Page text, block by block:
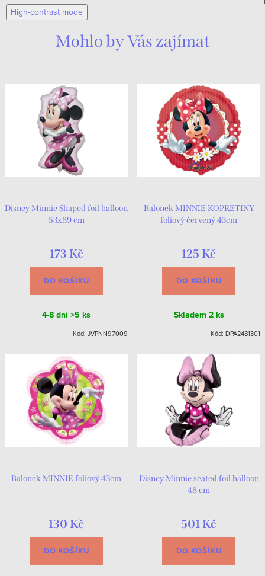
High-contrast mode
Mohlo by Vás zajímat
Disney Minnie Shaped foil balloon
53x89 cm
173 Kč
DO KOŠÍKU
4-8 dní>5 ks
Kód: JVPNN97009
Balonek MINNIE KOPRETINY
foliový červený 43cm
125 Kč
DO KOŠÍKU
Skladem 2 ks
Kód: DPA2481301
Balonek MINNIE foliový 43cm
130 Kč
DO KOŠÍKU
Disney Minnie seated foil balloon
48 cm
501 Kč
DO KOŠÍKU